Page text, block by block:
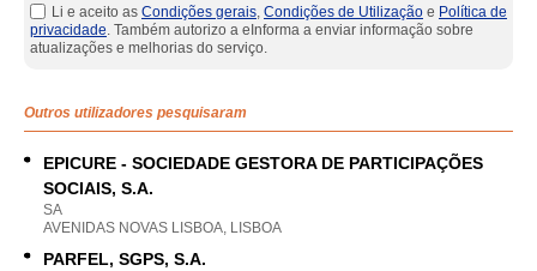
Li e aceito as Condições gerais, Condições de Utilização e Política de
privacidade. Também autorizo a eInforma a enviar informação sobre
atualizações e melhorias do serviço.
Outros utilizadores pesquisaram
EPICURE - SOCIEDADE GESTORA DE PARTICIPAÇÕES
SOCIAIS, S.A.
SA
AVENIDAS NOVAS LISBOA, LISBOA
PARFEL, SGPS, S.A.